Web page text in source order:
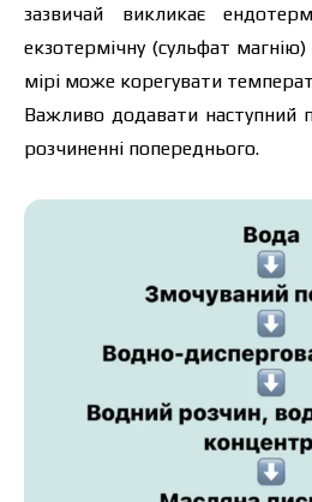
зазвичай викликає
екзотермічну (сульфат
мірі може корегувати
Важливо додавати наступний
розчиненні попереднього.